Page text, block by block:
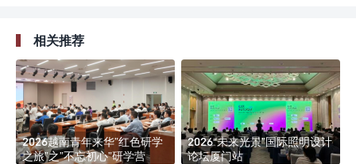
相关推荐
2026越南青年来华”红色研学
之旅”之”不忘初心”研学营
2026“未来光景”国际照明设计
论坛厦门站